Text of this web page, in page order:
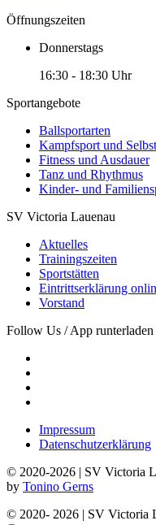
Öffnungszeiten
Donnerstags
16:30 - 18:30 Uhr
Sportangebote
Ballsportarten
Kampfsport und
Fitness und Ausdauer
Tanz und Rhythmus
Kinder- und
SV Victoria Lauenau
Aktuelles
Trainingszeiten
Sportstätten
Eintrittserklärung
Vorstand
Follow Us / App runterladen
Impressum
Datenschutzerklärung
© 2020-2026 | SV Victoria
by Tonino Gerns
© 2020- 2026 | SV Victoria